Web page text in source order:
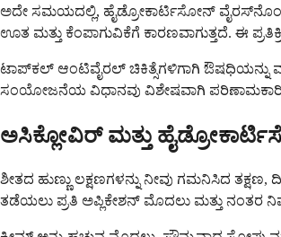
ಅದೇ ಸಮಯದಲ್ಲಿ, ಹೈಡ್ರೋಕಾರ್ಟಿಸೋನ್
ಊತ ಮತ್ತು ಕೆಂಪಾಗುವಿಕೆಗೆ ಕಾರಣವಾಗುತ್ತದೆ. ಈ
ಟಾಪ್‌ಕಲ್ ಆಂಟಿವೈರಲ್ ಚಿಕಿತ್ಸೆಗಳಿಗಾಗಿ ಔಷಧಿಯನ್ನು
ಸಂಯೋಜನೆಯ ವಿಧಾನವು ವಿಶೇಷವಾಗಿ
ಅಸಿಕ್ಲೋವಿರ್ ಮತ್ತು
ಶೀತದ ಹುಣ್ಣು ಲಕ್ಷಣಗಳನ್ನು ನೀವು ಗಮನಿಸಿದ
ತಡೆಯಲು ಪ್ರತಿ ಅಪ್ಲಿಕೇಶನ್ ಮೊದಲು ಮತ್ತು ನಂತರ